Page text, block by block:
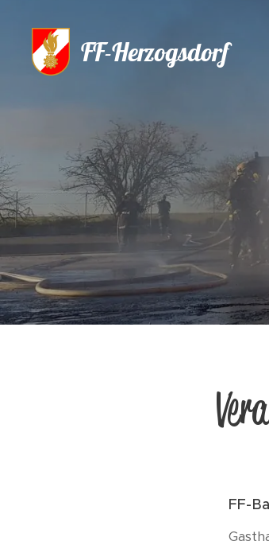
FF-Herzogsdorf
FF-